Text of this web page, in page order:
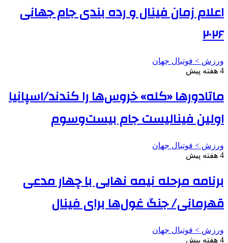
اعلام زمان فینال و رده بندی جام جهانی
۲۰۲۶
ورزش > فوتبال جهان
4 هفته پیش
ماتادورها «کله» خروس‌ها را کندند/اسپانیا
اولین فینالیست جام بیست‌وسوم
ورزش > فوتبال جهان
4 هفته پیش
برنامه مرحله نیمه نهایی با چهار مدعی
قهرمانی/ جنگ غول‌ها برای فینال
ورزش > فوتبال جهان
4 هفته پیش